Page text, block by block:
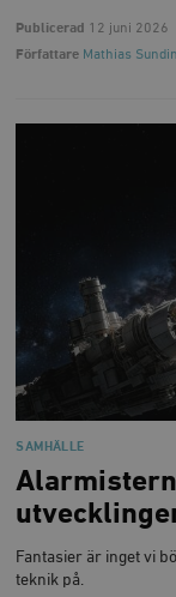
Publicerad 12 juni 2026
Författare Mathias Sundin
SAMHÄLLE
Fantasier är inget vi
teknik på.